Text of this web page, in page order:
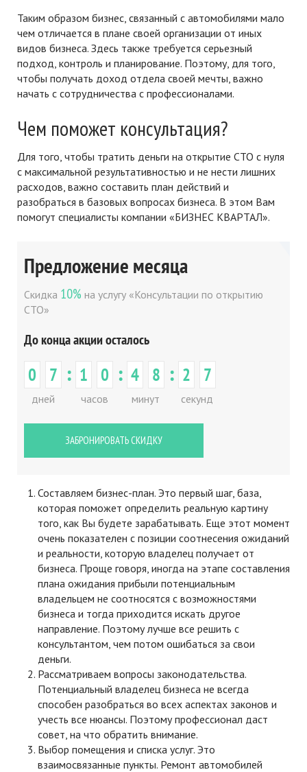
Таким образом бизнес, связанный с автомобилями мало
чем отличается в плане своей организации от иных
видов бизнеса. Здесь также требуется серьезный
подход, контроль и планирование. Поэтому, для того,
чтобы получать доход отдела своей мечты, важно
начать с сотрудничества с профессионалами.
Чем поможет консультация?
Для того, чтобы тратить деньги на открытие СТО с нуля
с максимальной результативностью и не нести лишних
расходов, важно составить план действий и
разобраться в базовых вопросах бизнеса. В этом Вам
помогут специалисты компании «БИЗНЕС КВАРТАЛ».
Предложение месяца
Скидка 10% на услугу «Консультации по открытию
СТО»
До конца акции осталось
0 7
дней
: 1 0
часов
: 4 8
минут
: 2 7
секунд
ЗАБРОНИРОВАТЬ СКИДКУ
Составляем бизнес-план. Это первый шаг, база,
которая поможет определить реальную картину
того, как Вы будете зарабатывать. Еще этот момент
очень показателен с позиции соотнесения ожиданий
и реальности, которую владелец получает от
бизнеса. Проще говоря, иногда на этапе составления
плана ожидания прибыли потенциальным
владельцем не соотносятся с возможностями
бизнеса и тогда приходится искать другое
направление. Поэтому лучше все решить с
консультантом, чем потом ошибаться за свои
деньги.
Рассматриваем вопросы законодательства.
Потенциальный владелец бизнеса не всегда
способен разобраться во всех аспектах законов и
учесть все нюансы. Поэтому профессионал даст
совет, на что обратить внимание.
Выбор помещения и списка услуг. Это
взаимосвязанные пункты. Ремонт автомобилей